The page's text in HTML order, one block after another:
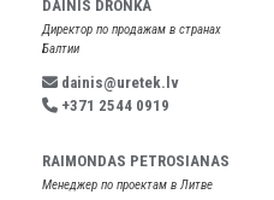
DAINIS DRONKA
Директор по продажам в странах
Балтии
dainis@uretek.lv
+371 2544 0919
RAIMONDAS PETROSIANAS
Менеджер по проектам в Литве